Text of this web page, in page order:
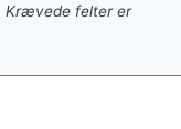
Krævede felter er